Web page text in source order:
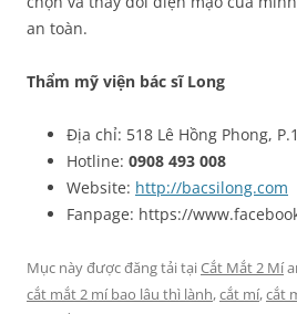
an toàn.
Thẩm mỹ viện bác sĩ Long
Địa chỉ: 518 Lê Hồng Phong,
Hotline: 0908 493 008
Website: http://bacsilong.com
Fanpage: https://
Mục này được đăng tải tạiCắt Mắt 2 Mí
cắt mắt 2 mí bao lâu thì lành,cắt mí,cắt